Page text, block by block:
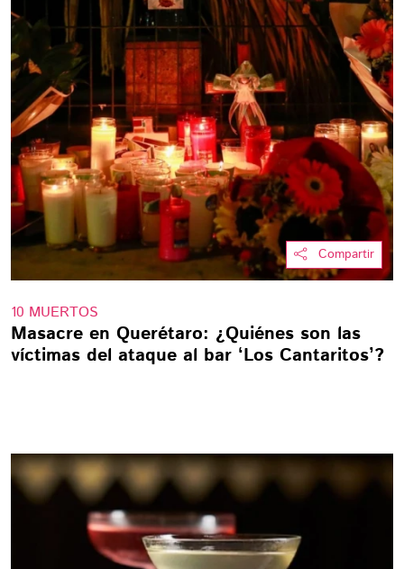
Compartir
10 MUERTOS
Masacre en Querétaro: ¿Quiénes son las
víctimas del ataque al bar ‘Los Cantaritos’?